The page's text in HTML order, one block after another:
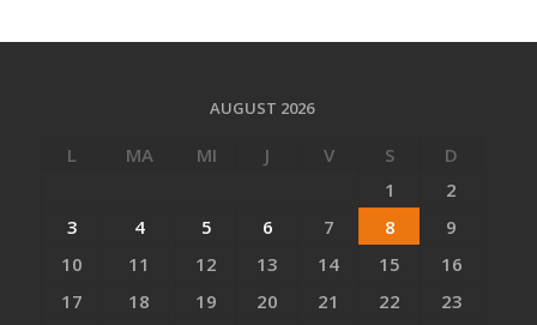
AUGUST 2026
L MA MI J V S
D
1
2
3
4 5 6 7 8
9
10
11 12 13 14 15
16
17
18 19 20 21 22
23